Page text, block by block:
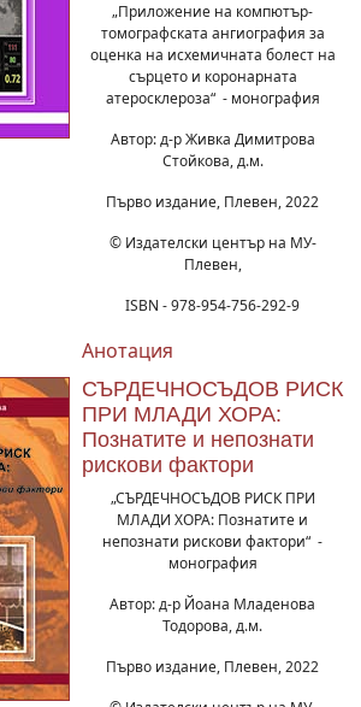
„Приложение на компютър-
томографската ангиография за
оценка на исхемичната болест на
сърцето и коронарната
атеросклероза“ - монография
Автор: д-р Живка Димитрова
Стойкова, д.м.
Първо издание, Плевен, 2022
© Издателски център на МУ-
Плевен,
ISBN - 978-954-756-292-9
Анотация
СЪРДЕЧНОСЪДОВ РИСК
ПРИ МЛАДИ ХОРА:
Познатите и непознати
рискови фактори
„СЪРДЕЧНОСЪДОВ РИСК ПРИ
МЛАДИ ХОРА: Познатите и
непознати рискови фактори“ -
монография
Автор: д-р Йоана Младенова
Тодорова, д.м.
Първо издание, Плевен, 2022